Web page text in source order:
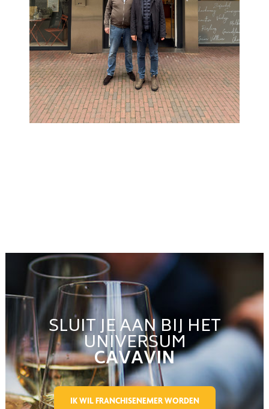
SLUIT JE AAN BIJ HET
UNIVERSUM
CAVAVIN
IK WIL FRANCHISENEMER WORDEN